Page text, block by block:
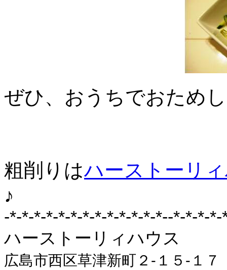
ぜひ、おうちでおため
粗削りはハーストーリ
♪
-*-*-*-*-*-*-*-*-*-*-*-*-*--*-*-*-*-
ハーストーリィハウス
広島市西区草津新町２-１５-１７